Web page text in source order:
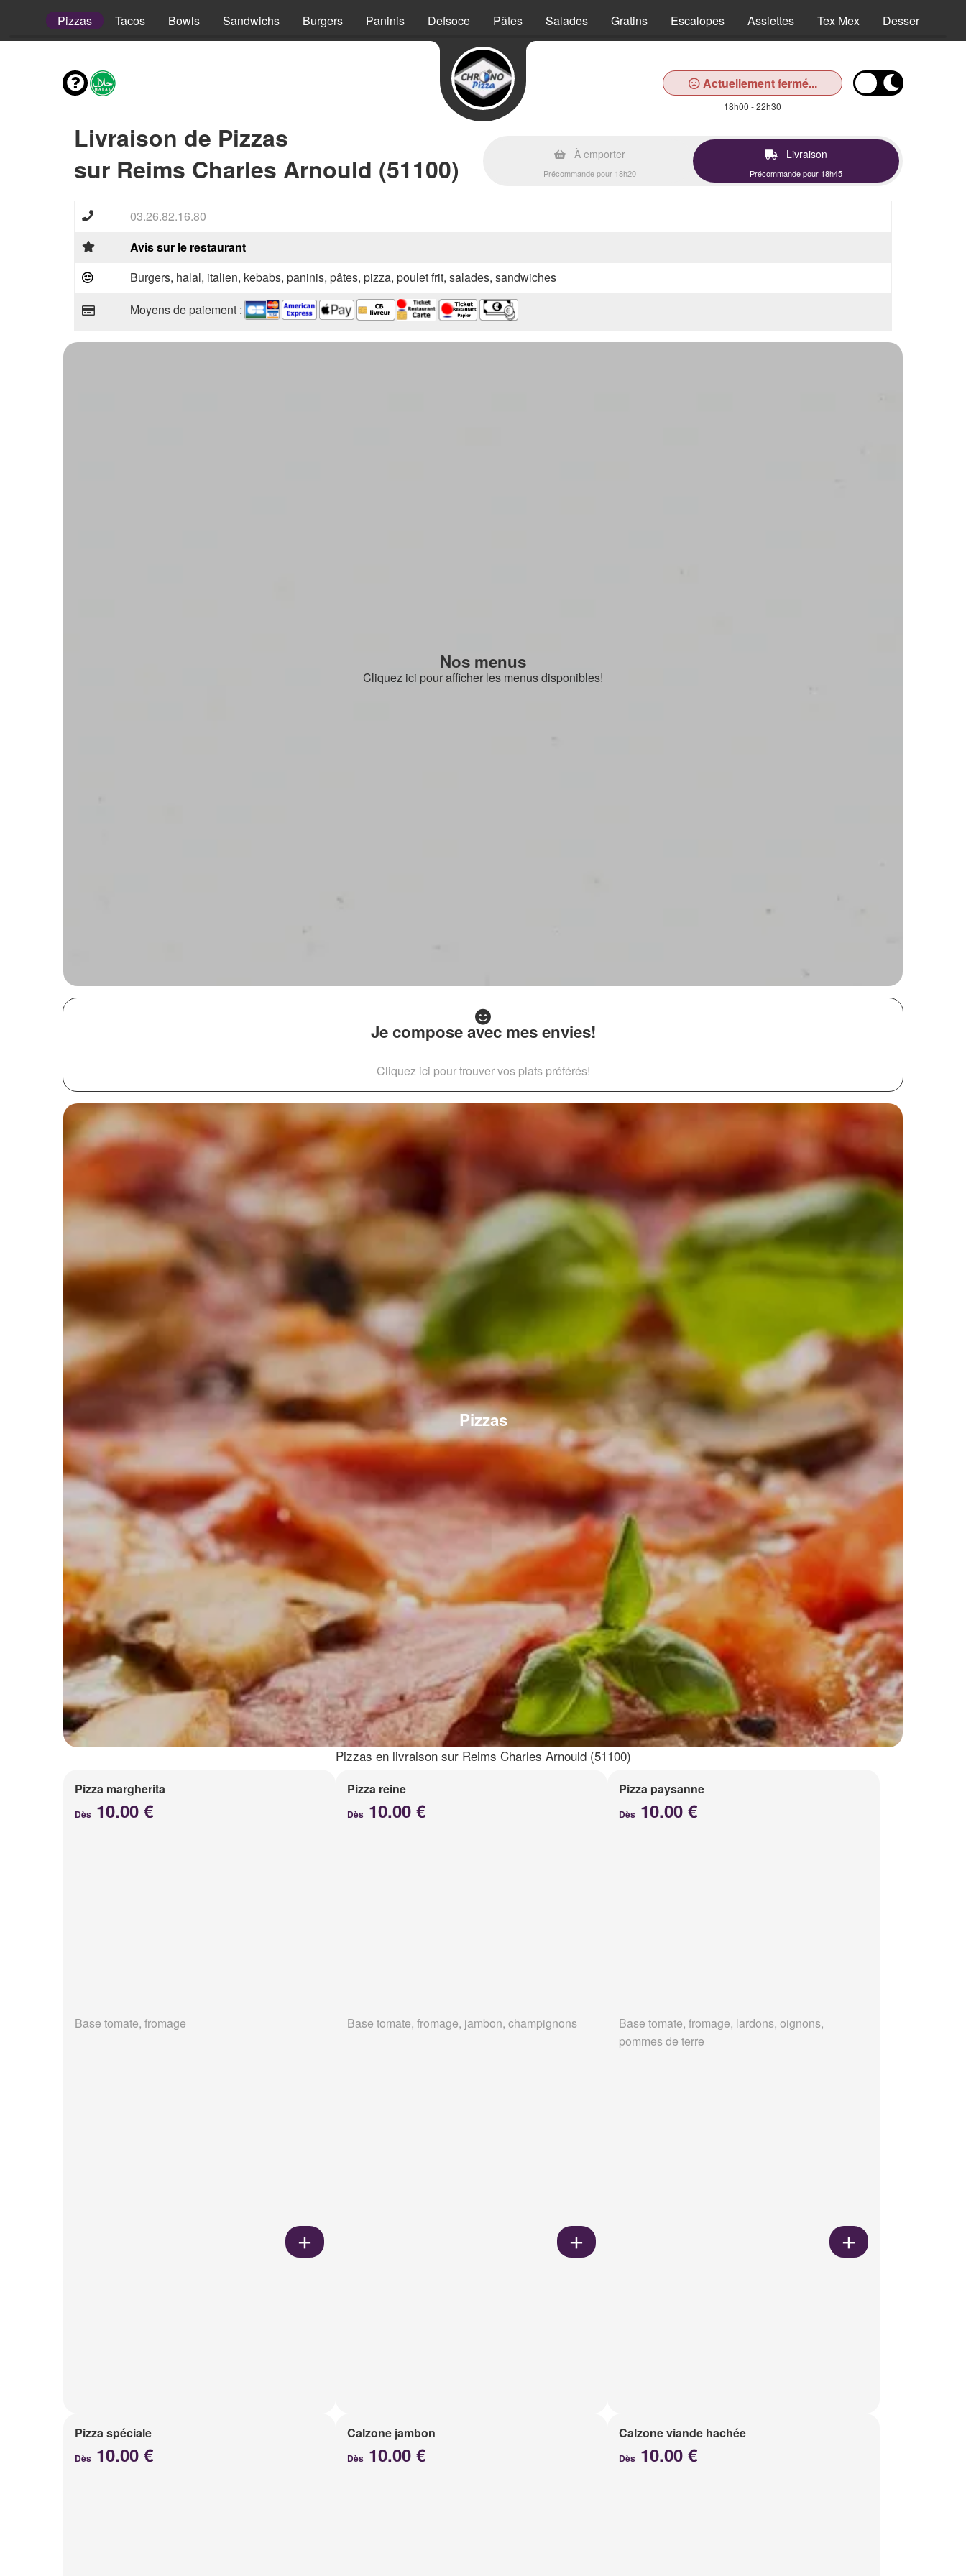
Pizzas Tacos Bowls Sandwichs Burgers Paninis Defsoce Pâtes Salades Gratins Escalopes Assiettes Tex Mex Desserts
Actuellement fermé...
18h00 - 22h30
Livraison de Pizzas
sur Reims Charles Arnould (51100)
À emporter
Précommande pour 18h20
Livraison
Précommande pour 18h45
03.26.82.16.80
Avis sur le restaurant
Burgers, halal, italien, kebabs, paninis, pâtes, pizza, poulet frit, salades, sandwiches
Moyens de paiement :
Nos menus
Cliquez ici pour afficher les menus disponibles!
Je compose avec mes envies!
Cliquez ici pour trouver vos plats préférés!
Pizzas
Pizzas en livraison sur Reims Charles Arnould (51100)
Pizza margherita
Dès 10.00 €
Base tomate, fromage
Pizza reine
Dès10.00 €
Base tomate, fromage, jambon, champignons
Pizza paysanne
Dès 10.00 €
Base tomate, fromage, lardons, oignons,
pommes de terre
Pizza spéciale
Dès 10.00 €
Calzone jambon
Dès10.00 €
Calzone viande hachée
Dès 10.00 €